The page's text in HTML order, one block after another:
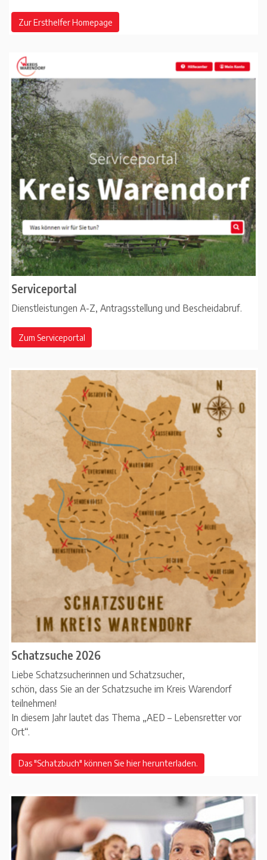
Zur Ersthelfer Homepage
Serviceportal
Dienstleistungen A-Z, Antragsstellung und Bescheidabruf.
Zum Serviceportal
Schatzsuche 2026
Liebe Schatzsucherinnen und Schatzsucher,
schön, dass Sie an der Schatzsuche im Kreis Warendorf
teilnehmen!
In diesem Jahr lautet das Thema „AED – Lebensretter vor
Ort“.
Das "Schatzbuch" können Sie hier herunterladen.